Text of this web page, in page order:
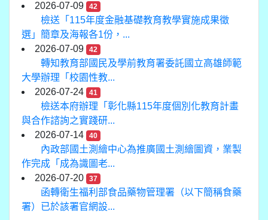
2026-07-09
42
檢送「115年度金融基礎教育教學實施成果徵
選」簡章及海報各1份，...
2026-07-09
42
轉知教育部國民及學前教育署委託國立高雄師範
大學辦理「校園性教...
2026-07-24
41
檢送本府辦理「彰化縣115年度個別化教育計畫
與合作諮詢之實踐研...
2026-07-14
40
內政部國土測繪中心為推廣國土測繪圖資，業製
作完成「成為識圖老...
2026-07-20
37
函轉衛生福利部食品藥物管理署（以下簡稱食藥
署）已於該署官網設...